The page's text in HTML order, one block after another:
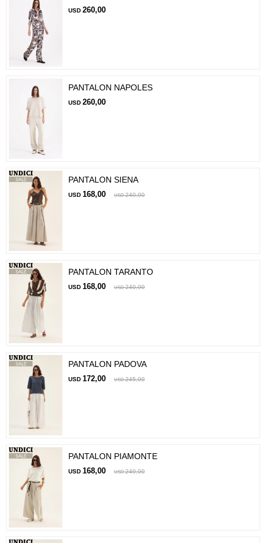
USD 260,00
PANTALON NAPOLES
USD 260,00
PANTALON SIENA
USD 168,00 USD 240,00
PANTALON TARANTO
USD 168,00 USD 240,00
PANTALON PADOVA
USD 172,00 USD 245,00
PANTALON PIAMONTE
USD 168,00 USD 240,00